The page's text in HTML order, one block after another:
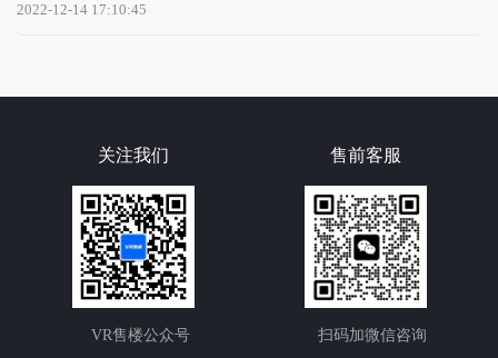
2022-12-14 17:10:45
关注我们
VR售楼公众号
售前客服
扫码加微信咨询